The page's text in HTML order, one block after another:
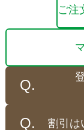
ご注
割引は